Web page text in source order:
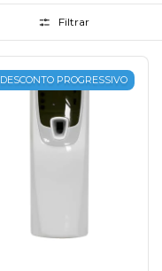
Filtrar
DESCONTO PROGRESSIVO